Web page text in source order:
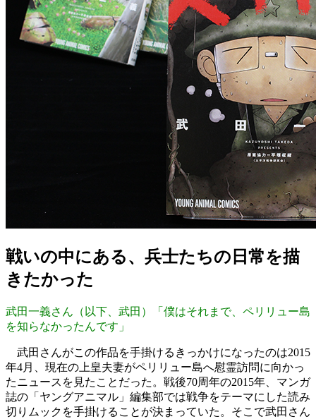
戦いの中にある、兵士たちの日常を描
きたかった
武田一義さん（以下、武田）「僕はそれまで、ペリリュー島
を知らなかったんです」
武田さんがこの作品を手掛けるきっかけになったのは2015
年4月、現在の上皇夫妻がペリリュー島へ慰霊訪問に向かっ
たニュースを見たことだった。戦後70周年の2015年、マンガ
誌の「ヤングアニマル」編集部では戦争をテーマにした読み
切りムックを手掛けることが決まっていた。そこで武田さん